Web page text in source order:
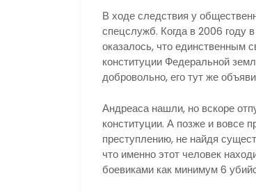
В ходе следствия у
спецслужб. Когда в 2006 году
оказалось, что единственным
конституции Федеральной
добровольно, его тут же
Андреаса нашли, но вскоре
конституции. А позже и вовсе
преступлению, не найдя
что именно этот человек
боевиками как минимум 6